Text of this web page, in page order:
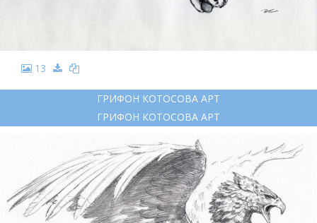
13
ГРИФОН КОТОСОВА АРТ
ГРИФОН КОТОСОВА АРТ